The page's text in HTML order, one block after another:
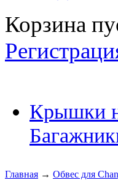
Корзина
Крышки
Главная → Обвес для